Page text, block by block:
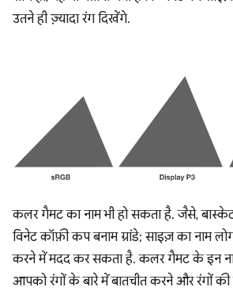
उतने ही ज़्यादा रंग दिखेंगे.
कलर गैमट का नाम भी हो सकता है. जैसे,
विनेट कॉफ़ी कप बनाम ग्रांडे; साइज़ का नाम
करने में मदद कर सकता है. कलर गैमट के इन
आपको रंगों के बारे में बातचीत करने और रंगों